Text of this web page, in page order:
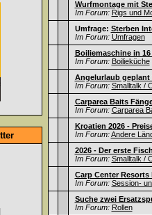
Wurfmontage mit
Im Forum: Rigs und
Umfrage: Sterben
Im Forum: Umfragen
Boiliemaschine in 16
Im Forum: Boilieküche
Angelurlaub geplant
Im Forum: Smalltalk /
Carparea Baits
Im Forum: Carparea
Kroatien 2026 -
Im Forum: Andere
2026 - Der erste Fisch
Im Forum: Smalltalk /
Carp Center Resorts
Im Forum: Session-
Suche zwei
Im Forum: Rollen